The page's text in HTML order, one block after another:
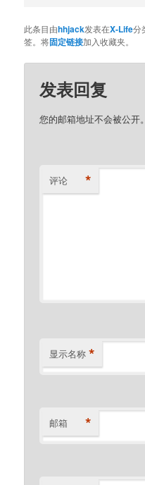
此条目由hhjack发表在X-Life分
签。将固定链接加入收藏夹。
发表回复
您的邮箱地址不会被公开。
评论 *
显示名称 *
邮箱 *